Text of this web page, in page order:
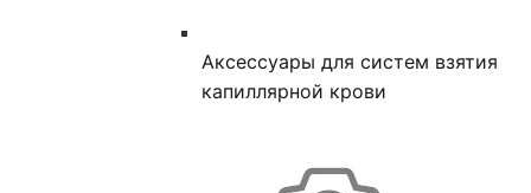
Аксессуары для систем взятия
капиллярной крови